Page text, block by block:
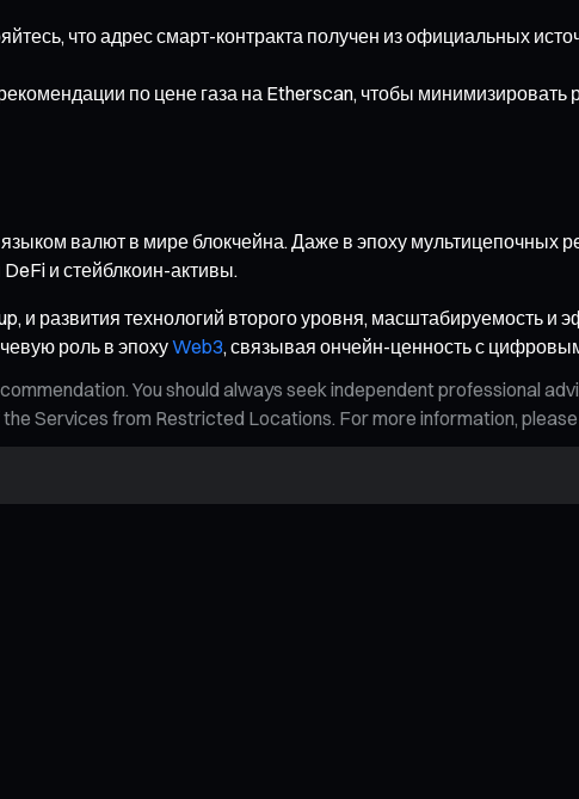
что адрес смарт-контракта получен из официальных
по цене газа на Etherscan, чтобы минимизировать
валют в мире блокчейна. Даже в эпоху мультицепочных
и стейблкоин-активы.
и развития технологий второго уровня, масштабируемость и
роль в эпохуWeb3, связывая ончейн-ценность с
You should always seek independent professional
Services from Restricted Locations. For more information,